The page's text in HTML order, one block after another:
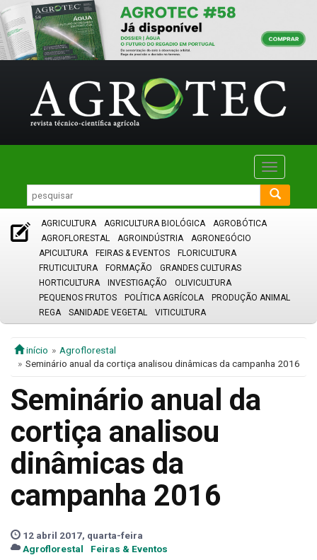
Toggle
AGRICULTURA AGRICULTURA BIOLÓGICA
AGROBÓTICA
AGROFLORESTAL
AGROINDÚSTRIA
AGRONEGÓCIO
APICULTURA
FEIRAS & EVENTOS
FLORICULTURA
FRUTICULTURA
FORMAÇÃO
GRANDES CULTURAS
HORTICULTURA
INVESTIGAÇÃO
OLIVICULTURA
PEQUENOS FRUTOS
POLÍTICA AGRÍCOLA
PRODUÇÃO ANIMAL
REGA
SANIDADE VEGETAL VITICULTURA
início
Agroflorestal
Seminário anual da cortiça analisou dinâmicas da campanha 2016
Seminário anual da
cortiça analisou
dinâmicas da
campanha 2016
12 abril 2017, quarta-feira
Agroflorestal
Feiras & Eventos